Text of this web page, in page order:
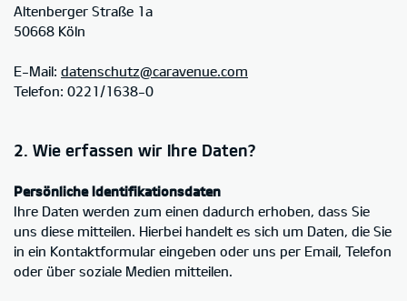
Altenberger Straße 1a
50668 Köln
E-Mail: datenschutz@caravenue.com
Telefon: 0221/1638-0
2. Wie erfassen wir Ihre Daten?
Persönliche Identifikationsdaten
Ihre Daten werden zum einen dadurch erhoben, dass Sie
uns diese mitteilen. Hierbei handelt es sich um Daten, die Sie
in ein Kontaktformular eingeben oder uns per Email, Telefon
oder über soziale Medien mitteilen.